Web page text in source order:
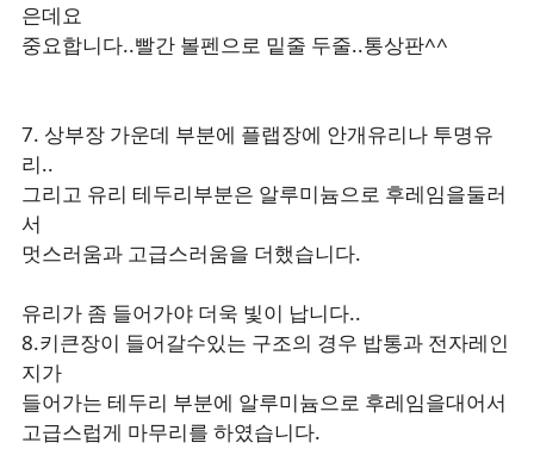
은데요
중요합니다..빨간 볼펜으로 밑줄 두줄..통상판^^
7. 상부장 가운데 부분에 플랩장에 안개유리나 투명유
리..
그리고 유리 테두리부분은 알루미늄으로 후레임을둘러
서
멋스러움과 고급스러움을 더했습니다.
유리가 좀 들어가야 더욱 빛이 납니다..
8.키큰장이 들어갈수있는 구조의 경우 밥통과 전자레인
지가
들어가는 테두리 부분에 알루미늄으로 후레임을대어서
고급스럽게 마무리를 하였습니다.